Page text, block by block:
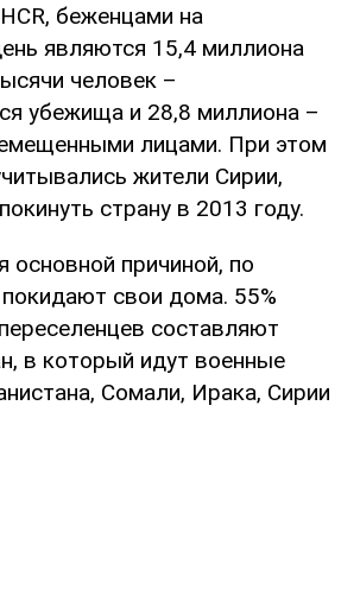
беженцами на
являются 15,4 миллиона
человек –
убежища и 28,8 миллиона –
лицами. При этом
жители Сирии,
страну в 2013 году.
основной причиной, по
свои дома. 55%
составляют
в который идут военные
Сомали, Ирака, Сирии